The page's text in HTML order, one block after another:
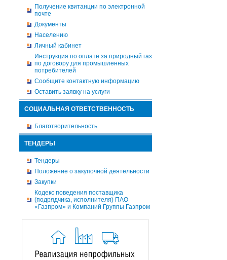
Получение квитанции по электронной
почте
Документы
Населению
Личный кабинет
Инструкция по оплате за природный газ
по договору для промышленных
потребителей
Сообщите контактную информацию
Оставить заявку на услуги
СОЦИАЛЬНАЯ ОТВЕТСТВЕННОСТЬ
Благотворительность
ТЕНДЕРЫ
Тендеры
Положение о закупочной деятельности
Закупки
Кодекс поведения поставщика
(подрядчика, исполнителя) ПАО
«Газпром» и Компаний Группы Газпром